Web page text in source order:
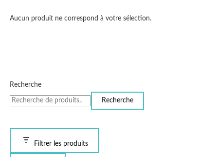
Recherche
Recherche
Filtrer les produits
Aucun produit ne correspond à votre sélection.